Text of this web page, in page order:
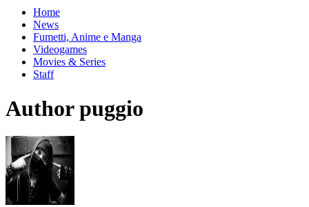
Home
News
Fumetti, Anime e Manga
Videogames
Movies & Series
Staff
Authorpuggio